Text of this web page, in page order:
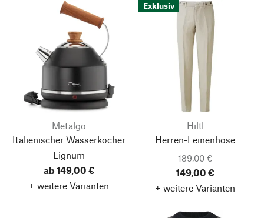
Metalgo
Italienischer Wasserkocher
Lignum
ab 149,00 €
+ weitere Varianten
Exklusiv
Hiltl
Herren-Leinenhose
189,00 €
149,00 €
+ weitere Varianten